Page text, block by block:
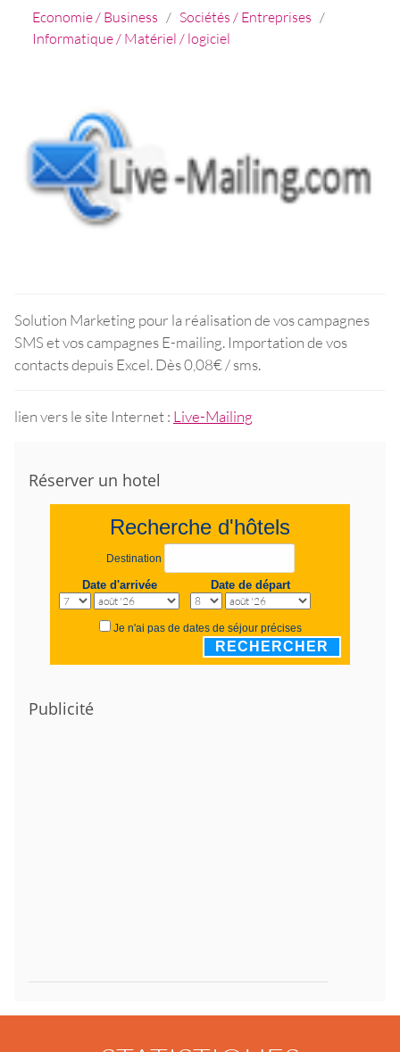
Economie / Business / Sociétés / Entreprises /
Informatique / Matériel / logiciel
Solution Marketing pour la réalisation de vos campagnes
SMS et vos campagnes E-mailing. Importation de vos
contacts depuis Excel. Dès 0,08€ / sms.
lien vers le site Internet : Live-Mailing
Réserver un hotel
Recherche d'hôtels
Destination
Date d'arrivée Date de départ
Je n'ai pas de dates de séjour précises
RECHERCHER
Publicité